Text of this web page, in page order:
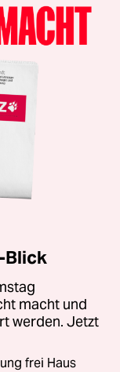
Blick
macht und
werden. Jetzt
frei Haus